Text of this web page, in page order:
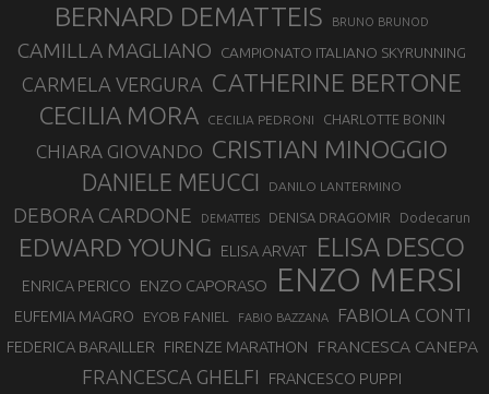
BERNARD DEMATTEIS BRUNO BRUNOD
CAMILLA MAGLIANO CAMPIONATO ITALIANO SKYRUNNING
CARMELA VERGURA CATHERINE BERTONE
CECILIA MORA CECILIA PEDRONI CHARLOTTE BONIN
CHIARA GIOVANDO CRISTIAN MINOGGIO
DANIELE MEUCCI DANILO LANTERMINO
DEBORA CARDONE DEMATTEIS DENISA DRAGOMIR Dodecarun
EDWARD YOUNG ELISA ARVAT ELISA DESCO
ENRICA PERICO ENZO CAPORASO ENZO MERSI
EUFEMIA MAGRO EYOB FANIEL FABIO BAZZANA FABIOLA CONTI
FEDERICA BARAILLER FIRENZE MARATHON FRANCESCA CANEPA
FRANCESCA GHELFI FRANCESCO PUPPI